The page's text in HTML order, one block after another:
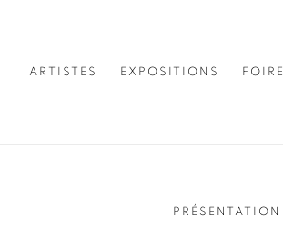
ARTISTES EXPOSITIONS
PRÉSENTATION